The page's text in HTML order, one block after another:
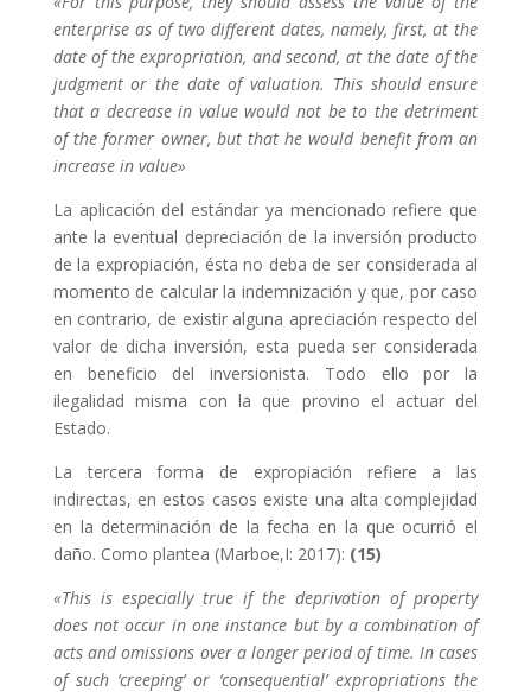
enterprise as of two different dates, namely, first, at the
date of the expropriation, and second, at the date of the
judgment or the date of valuation. This should ensure
that a decrease in value would not be to the detriment
of the former owner, but that he would benefit from an
increase in value»
La aplicación del estándar ya mencionado refiere que
ante la eventual depreciación de la inversión producto
de la expropiación, ésta no deba de ser considerada al
momento de calcular la indemnización y que, por caso
en contrario, de existir alguna apreciación respecto del
valor de dicha inversión, esta pueda ser considerada
en beneficio del inversionista. Todo ello por la
ilegalidad misma con la que provino el actuar del
Estado.
La tercera forma de expropiación refiere a las
indirectas, en estos casos existe una alta complejidad
en la determinación de la fecha en la que ocurrió el
daño. Como plantea (Marboe,I: 2017): (15)
«This is especially true if the deprivation of property
does not occur in one instance but by a combination of
acts and omissions over a longer period of time. In cases
of such ‘creeping’ or ‘consequential’ expropriations the